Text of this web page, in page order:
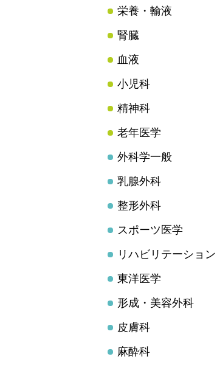
栄養・輸液
腎臓
血液
小児科
精神科
老年医学
外科学一般
乳腺外科
整形外科
スポーツ医学
リハビリテーション
東洋医学
形成・美容外科
皮膚科
麻酔科